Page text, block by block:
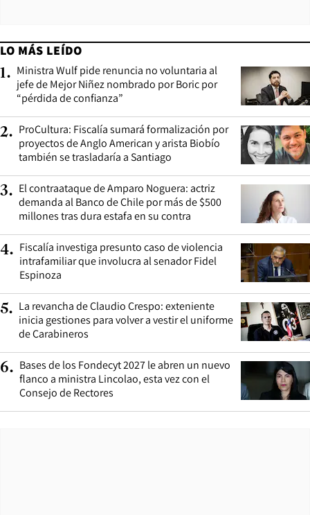
LO MÁS LEÍDO
1. Ministra Wulf pide renuncia no voluntaria al
jefe de Mejor Niñez nombrado por Boric por
“pérdida de confianza”
2. ProCultura: Fiscalía sumará formalización por
proyectos de Anglo American y arista Biobío
también se trasladaría a Santiago
3. El contraataque de Amparo Noguera: actriz
demanda al Banco de Chile por más de $500
millones tras dura estafa en su contra
4. Fiscalía investiga presunto caso de violencia
intrafamiliar que involucra al senador Fidel
Espinoza
5. La revancha de Claudio Crespo: exteniente
inicia gestiones para volver a vestir el uniforme
de Carabineros
6. Bases de los Fondecyt 2027 le abren un nuevo
flanco a ministra Lincolao, esta vez con el
Consejo de Rectores